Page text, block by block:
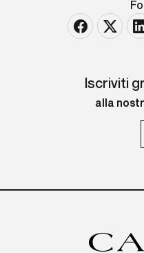
Iscriviti
alla